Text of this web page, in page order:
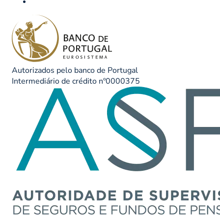
Autorizados pelo banco de Portugal
Intermediário de crédito nº0000375